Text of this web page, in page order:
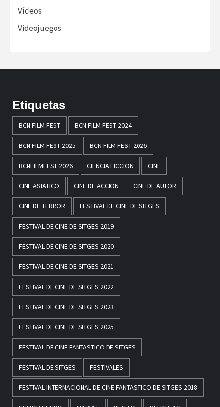
Vídeos
Videojuegos
Etiquetas
BCN FILM FEST BCN FILM FEST 2024
BCN FILM FEST 2025 BCN FILM FEST 2026
BCNFILMFEST 2026 CIENCIA FICCION CINE
CINE ASIATICO CINE DE ACCION CINE DE AUTOR
CINE DE TERROR FESTIVAL DE CINE DE SITGES
FESTIVAL DE CINE DE SITGES 2019
FESTIVAL DE CINE DE SITGES 2020
FESTIVAL DE CINE DE SITGES 2021
FESTIVAL DE CINE DE SITGES 2022
FESTIVAL DE CINE DE SITGES 2023
FESTIVAL DE CINE DE SITGES 2025
FESTIVAL DE CINE FANTASTICO DE SITGES
FESTIVAL DE SITGES FESTIVALES
FESTIVAL INTERNACIONAL DE CINE FANTASTICO DE SITGES 2018